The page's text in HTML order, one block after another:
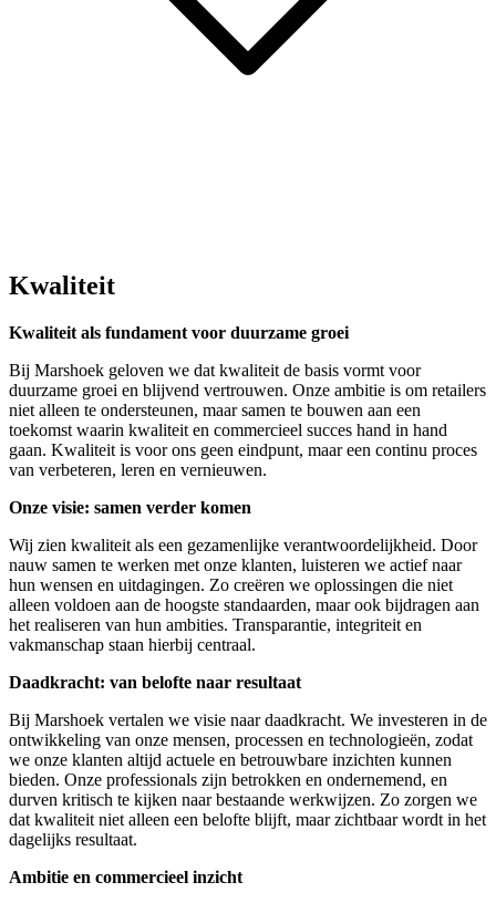
Kwaliteit
Kwaliteit als fundament voor duurzame groei
Bij Marshoek geloven we dat kwaliteit de basis vormt voor
duurzame groei en blijvend vertrouwen. Onze ambitie is om retailers
niet alleen te ondersteunen, maar samen te bouwen aan een
toekomst waarin kwaliteit en commercieel succes hand in hand
gaan. Kwaliteit is voor ons geen eindpunt, maar een continu proces
van verbeteren, leren en vernieuwen.
Onze visie: samen verder komen
Wij zien kwaliteit als een gezamenlijke verantwoordelijkheid. Door
nauw samen te werken met onze klanten, luisteren we actief naar
hun wensen en uitdagingen. Zo creëren we oplossingen die niet
alleen voldoen aan de hoogste standaarden, maar ook bijdragen aan
het realiseren van hun ambities. Transparantie, integriteit en
vakmanschap staan hierbij centraal.
Daadkracht: van belofte naar resultaat
Bij Marshoek vertalen we visie naar daadkracht. We investeren in de
ontwikkeling van onze mensen, processen en technologieën, zodat
we onze klanten altijd actuele en betrouwbare inzichten kunnen
bieden. Onze professionals zijn betrokken en ondernemend, en
durven kritisch te kijken naar bestaande werkwijzen. Zo zorgen we
dat kwaliteit niet alleen een belofte blijft, maar zichtbaar wordt in het
dagelijks resultaat.
Ambitie en commercieel inzicht